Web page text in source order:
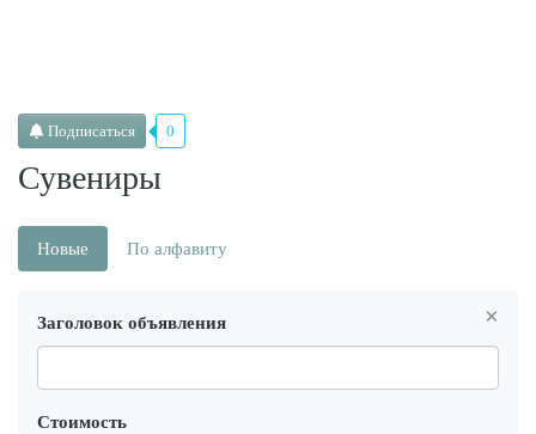
Сувениры
Подписаться 0
Новые По алфавиту
×
Заголовок объявления
Стоимость